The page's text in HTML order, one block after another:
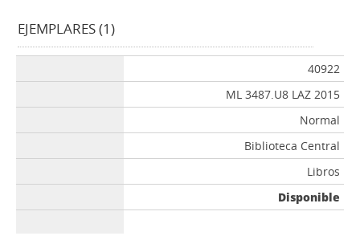
EJEMPLARES (1)
40922
ML 3487.U8 LAZ 2015
Normal
Biblioteca Central
Libros
Disponible